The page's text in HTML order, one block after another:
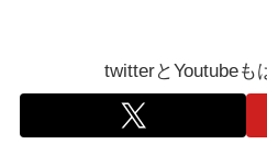
twitterとYoutubeも